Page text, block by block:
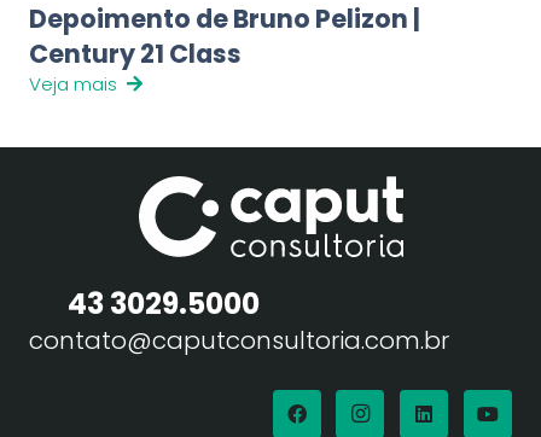
Depoimento de Bruno Pelizon |
Century 21 Class
Veja mais
43 3029.5000
contato@caputconsultoria.com.br